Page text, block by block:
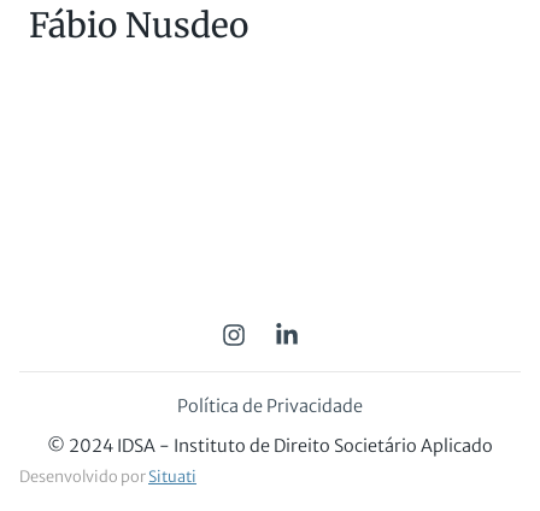
Fábio Nusdeo
© 2024 IDSA - Instituto de Direito Societário Aplicado
Desenvolvido porSituati
Política de Privacidade